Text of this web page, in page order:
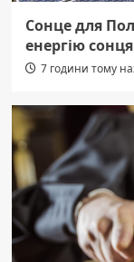
Сонце для
енергію
7 години тому